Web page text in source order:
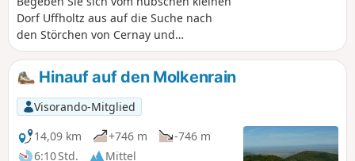
Dorf Uffholtz aus auf die Suche nach
den Störchen von Cernay und
entdecken Sie dabei zahlreiche
Sehenswürdigkeiten und schöne
Ausblicke auf die Region. Bei gutem
Wetter können Sie sogar die Alpen
sehen!
Hinauf auf den Molkenrain
Visorando-Mitglied
14,09 km
+746 m
-746 m
6:10 Std.
Mittel